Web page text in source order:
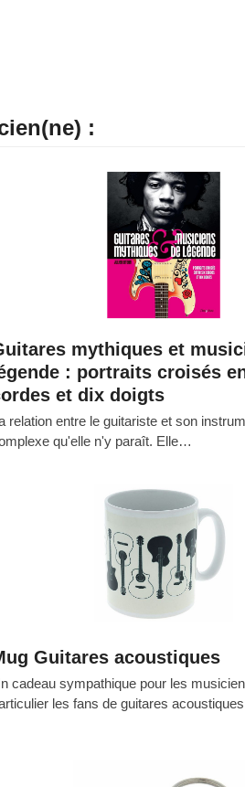
:
mythiques et
: portraits croisés
et dix doigts
relation entre le guitariste et son
qu'elle n'y paraît. Elle…
Guitares acoustiques
cadeau sympathique pour les
les fans de guitares